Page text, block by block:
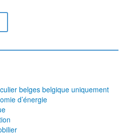
belges belgique uniquement
d’énergie